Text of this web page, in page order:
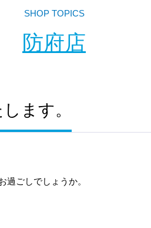
SHOP TOPICS
防府店
ます。
過ごしでしょうか。